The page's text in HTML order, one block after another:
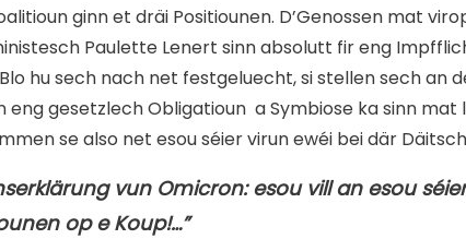
ginn et dräi Positiounen. D’Genossen mat
Paulette Lenert sinn absolutt fir eng
hu sech nach net festgeluecht, si stellen sech an
eng gesetzlech Obligatioun a Symbiose ka sinn mat
se also net esou séier virun ewéi bei där
vun Omicron: esou vill an esou
op e Koup!…”